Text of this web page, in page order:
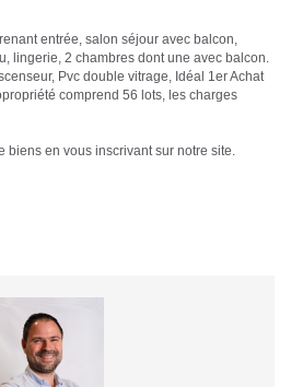
entrée, salon séjour avec balcon,
lingerie, 2 chambres dont une avec balcon.
Pvc double vitrage, Idéal 1er Achat
comprend 56 lots, les charges
biens en vous inscrivant sur notre site.